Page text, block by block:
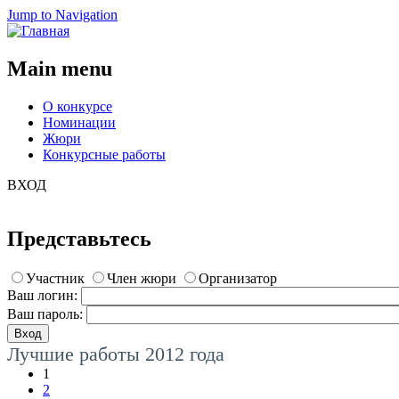
Jump to Navigation
Main menu
О конкурсе
Номинации
Жюри
Конкурсные работы
ВХОД
Представьтесь
Участник Член жюри
Организатор
Ваш логин:
Ваш пароль:
Лучшие работы 2012 года
1
2